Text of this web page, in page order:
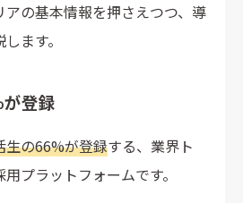
アの基本情報を押さえつつ、導
ます。
登録
生の66%が登録する、業界ト
プラットフォームです。